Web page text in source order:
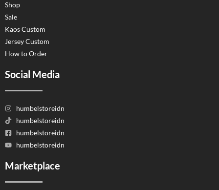
Shop
Sale
Kaos Custom
Jersey Custom
How to Order
Social Media
humbelstoreidn
humbelstoreidn
humbelstoreidn
humbelstoreidn
Marketplace